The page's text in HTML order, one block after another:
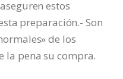
estos
preparación.- Son
de los
la pena su compra.